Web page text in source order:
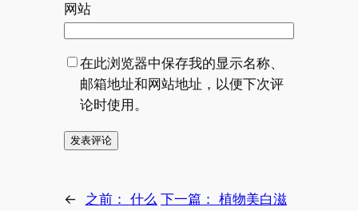
网站
在此浏览器中保存我的显示名称、
邮箱地址和网站地址，以便下次评
论时使用。
← 之前： 什么 下一篇：
植物美白滋